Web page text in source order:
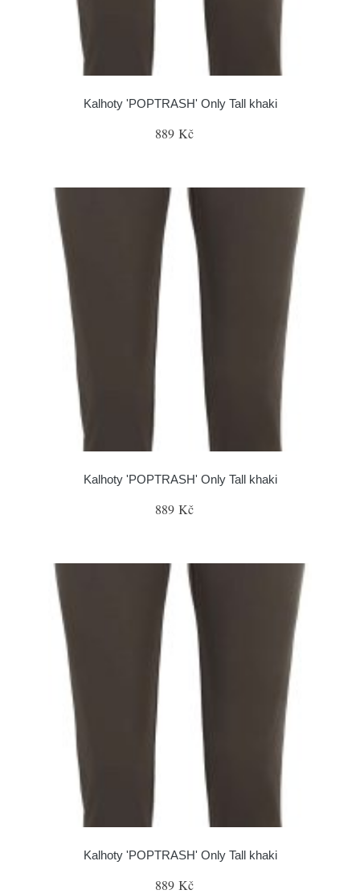
Kalhoty 'POPTRASH' Only Tall khaki
889 Kč
Kalhoty 'POPTRASH' Only Tall khaki
889 Kč
Kalhoty 'POPTRASH' Only Tall khaki
889 Kč